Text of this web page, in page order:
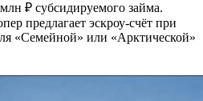
₽ субсидируемого займа.
предлагает эскроу-счёт при
«Семейной» или «Арктической»